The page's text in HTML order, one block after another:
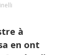
à
en ont